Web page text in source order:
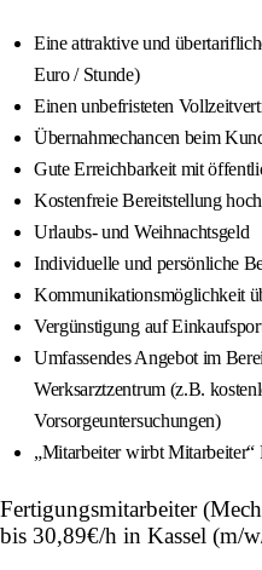
Eine attraktive und
Euro / Stunde)
Einen unbefristeten
Übernahmechancen beim
Gute Erreichbarkeit mit
Kostenfreie Bereitstellung
Urlaubs- und Weihnachtsgeld
Individuelle und persönliche
Kommunikationsmöglichkeit
Vergünstigung auf
Umfassendes Angebot im
Werksarztzentrum (z.B.
Vorsorgeuntersuchungen)
„Mitarbeiter wirbt Mitarbeiter“
Fertigungsmitarbeiter
bis 30,89€/h in Kassel (m/